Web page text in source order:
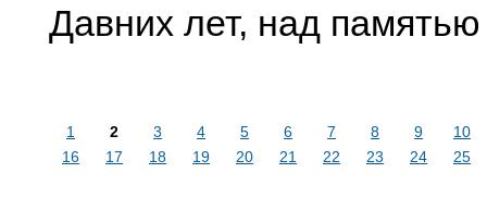
Давних лет, над памятью
1 2 3 4 5 6 7 8 9
10
16
17 18 19 20 21 22 23 24 25